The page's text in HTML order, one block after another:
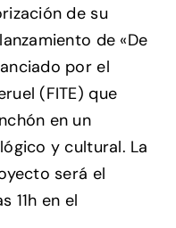
de su
de «De
por el
(FITE) que
en un
y cultural. La
será el
11h en el